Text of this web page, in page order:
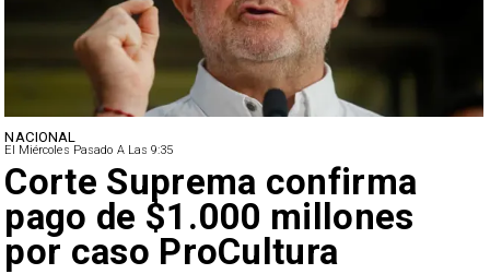
NACIONAL
El Miércoles Pasado A Las 9:35
Corte Suprema confirma
pago de $1.000 millones
por caso ProCultura